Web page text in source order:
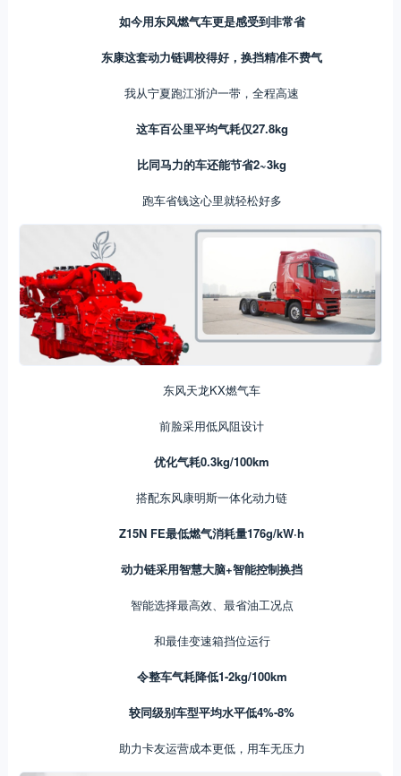
如今用东风燃气车更是感受到非常省
东康这套动力链调校得好，换挡精准不费气
我从宁夏跑江浙沪一带，全程高速
这车百公里平均气耗仅27.8kg
比同马力的车还能节省2~3kg
跑车省钱这心里就轻松好多
东风天龙KX燃气车
前脸采用低风阻设计
优化气耗0.3kg/100km
搭配东风康明斯一体化动力链
Z15N FE最低燃气消耗量176g/kW·h
动力链采用智慧大脑+智能控制换挡
智能选择最高效、最省油工况点
和最佳变速箱挡位运行
令整车气耗降低1-2kg/100km
较同级别车型平均水平低4%-8%
助力卡友运营成本更低，用车无压力